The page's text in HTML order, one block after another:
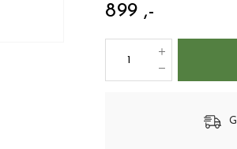
899 ,-